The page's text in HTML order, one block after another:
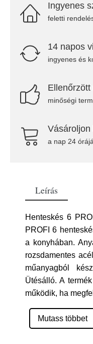
Ingyenes
feletti
14 napos
ingyenes és
minőségi
Vásároljon
a nap 24
Leírás
Henteskés 6
PROFI 6
a konyhában.
rozsdamentes
műanyagból
Ütésálló. A
működik, ha
Mutass többet